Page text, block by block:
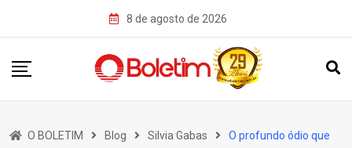
8 de agosto de 2026
O BOLETIM Blog Silvia Gabas
O profundo ódio que